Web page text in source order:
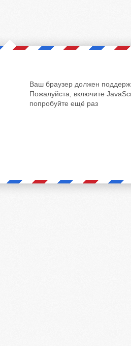
Ваш браузер должен
Пожалуйста, включите
попробуйте ещё раз